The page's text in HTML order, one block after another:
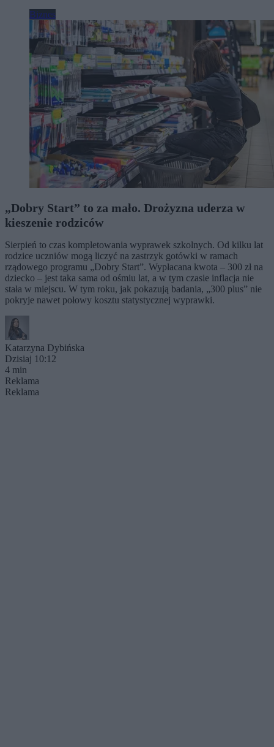
Biznes
„Dobry Start” to za mało. Drożyzna uderza w
kieszenie rodziców
Sierpień to czas kompletowania wyprawek szkolnych. Od kilku lat
rodzice uczniów mogą liczyć na zastrzyk gotówki w ramach
rządowego programu „Dobry Start”. Wypłacana kwota – 300 zł na
dziecko – jest taka sama od ośmiu lat, a w tym czasie inflacja nie
stała w miejscu. W tym roku, jak pokazują badania, „300 plus” nie
pokryje nawet połowy kosztu statystycznej wyprawki.
Katarzyna Dybińska
Dzisiaj 10:12
4 min
Reklama
Reklama